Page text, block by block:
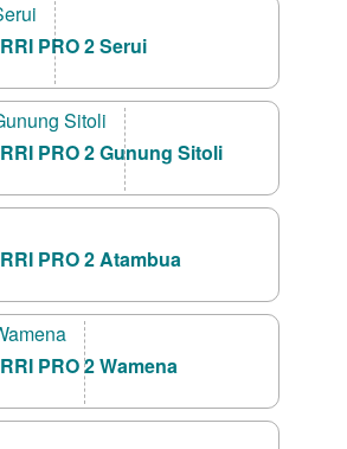
RRI PRO 2 Serui
RRI PRO 2 Gunung Sitoli
RRI PRO 2 Atambua
RRI PRO 2 Wamena